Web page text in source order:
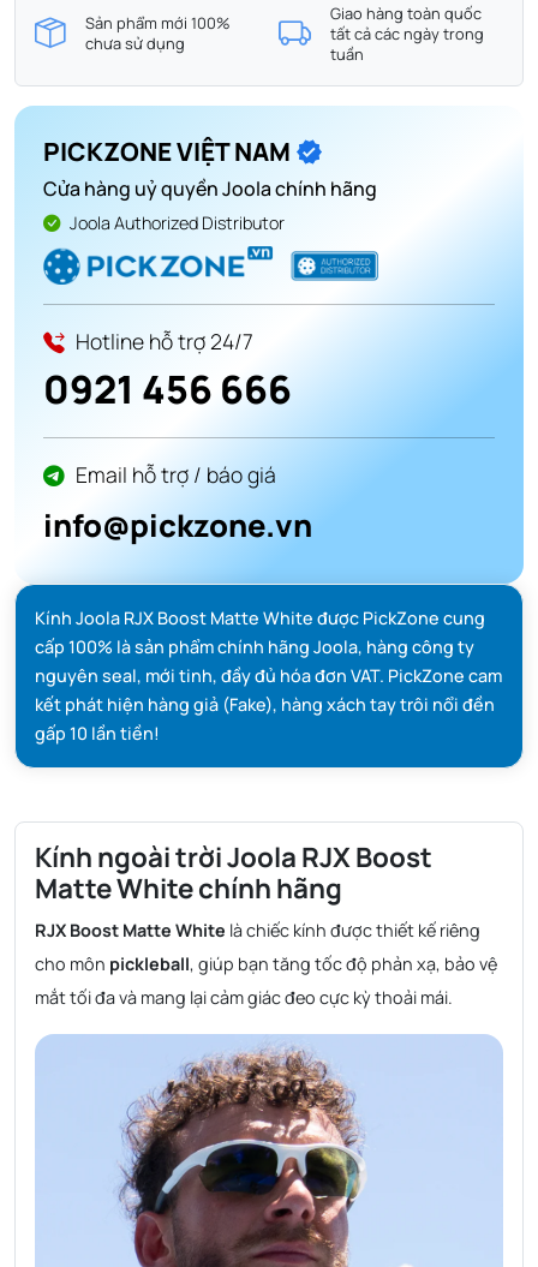
Sản phẩm mới 100%
chưa sử dụng
Giao hàng toàn quốc
tất cả các ngày trong
tuần
PICKZONE VIỆT NAM
Cửa hàng uỷ quyền Joola chính hãng
Joola Authorized Distributor
Hotline hỗ trợ 24/7
0921 456 666
Email hỗ trợ / báo giá
info@pickzone.vn
Kính Joola RJX Boost Matte White được PickZone cung
cấp 100% là sản phẩm chính hãng Joola, hàng công ty
nguyên seal, mới tinh, đầy đủ hóa đơn VAT. PickZone cam
kết phát hiện hàng giả (Fake), hàng xách tay trôi nổi đền
gấp 10 lần tiền!
Kính ngoài trời Joola RJX Boost
Matte White chính hãng
RJX Boost Matte White là chiếc kính được thiết kế riêng
cho môn pickleball, giúp bạn tăng tốc độ phản xạ, bảo vệ
mắt tối đa và mang lại cảm giác đeo cực kỳ thoải mái.